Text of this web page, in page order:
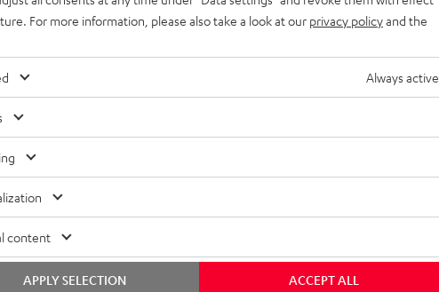
der Spitzenklasse mit 100 Watt
(bei 20 - 20000 Hz, 0.07 %
For more information, please also take a look at our privacy policyand the
Always active
content
ACCEPT ALL
APPLY SELECTION